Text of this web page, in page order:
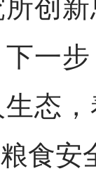
创
一
态
食安